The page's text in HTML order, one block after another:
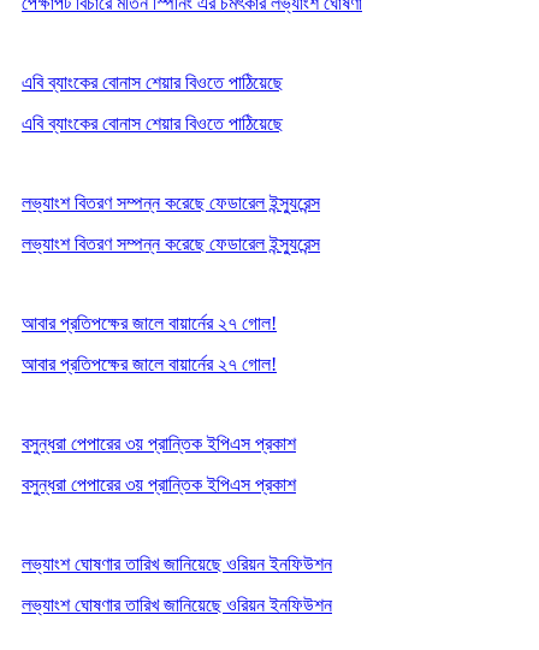
এবি ব্যাংকের বোনাস শেয়ার বিওতে পাঠিয়েছে
এবি ব্যাংকের বোনাস শেয়ার বিওতে পাঠিয়েছে
লভ্যাংশ বিতরণ সম্পন্ন করেছে ফেডারেল ইন্স্যুরেন্স
লভ্যাংশ বিতরণ সম্পন্ন করেছে ফেডারেল ইন্স্যুরেন্স
আবার প্রতিপক্ষের জালে বায়ার্নের ২৭ গোল!
আবার প্রতিপক্ষের জালে বায়ার্নের ২৭ গোল!
বসুন্ধরা পেপারের ৩য় প্রান্তিক ইপিএস প্রকাশ
বসুন্ধরা পেপারের ৩য় প্রান্তিক ইপিএস প্রকাশ
লভ্যাংশ ঘোষণার তারিখ জানিয়েছে ওরিয়ন ইনফিউশন
লভ্যাংশ ঘোষণার তারিখ জানিয়েছে ওরিয়ন ইনফিউশন